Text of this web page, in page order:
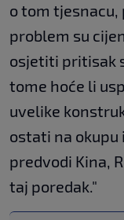
o tom tjesnacu,
problem su
osjetiti pritisak
tome hoće li
uvelike
ostati na okupu
predvodi Kina,
taj poredak."